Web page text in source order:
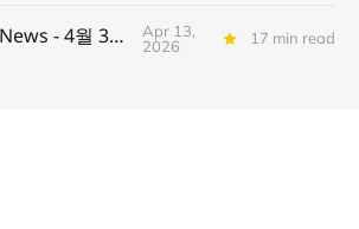
[SKY] HR News - 4월 3주차
Apr 13,
2026
17 min read